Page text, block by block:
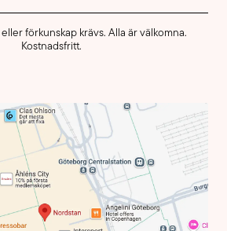
förkunskap krävs. Alla är välkomna.
Kostnadsfritt.